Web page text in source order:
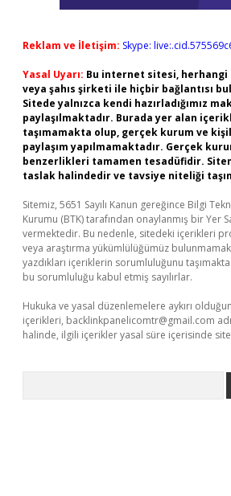
Reklam ve İletişim: Skype:
Yasal Uyarı: Bu internet sitesi,
veya şahıs şirketi ile hiçbir bağlantısı
Sitede yalnızca kendi hazırladığımız
paylaşılmaktadır. Burada yer alan
taşımamakta olup, gerçek kurum ve
paylaşım yapılmamaktadır. Gerçek
benzerlikleri tamamen tesadüfidir.
taslak halindedir ve tavsiye niteliği
Sitemiz, 5651 Sayılı Kanun gereğince Bilgi
Kurumu (BTK) tarafından onaylanmış bir Yer
vermektedir. Bu nedenle, sitedeki içerikleri
veya araştırma yükümlülüğümüz
yazdıkları içeriklerin sorumluluğunu
bu sorumluluğu kabul etmiş sayılırlar.
Hukuka ve yasal düzenlemelere aykırı
içerikleri, backlinkpanelicomtr@gmail.com
halinde, ilgili içerikler yasal süre içerisinde